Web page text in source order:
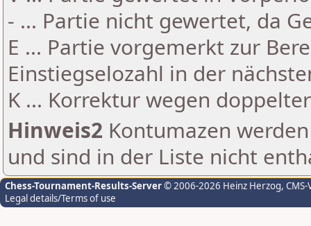
- ... Partie nicht gewertet, da
E ... Partie vorgemerkt zur
Einstiegselozahl in der
K ... Korrektur wegen
Hinweis2 Kontumazen
und sind in der Liste nicht
Chess-Tournament-Results-Server© 2006-2026 Heinz Herzog,
Legal details/Terms of use